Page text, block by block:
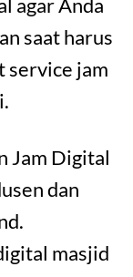
saat harus
service jam
Jam Digital
dan
masjid